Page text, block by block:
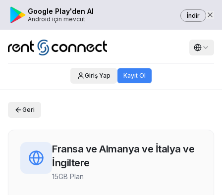
Google Play'den Al
Android için mevcut İndir
Giriş Yap Kayıt Ol
Geri
Fransa ve Almanya ve İtalya ve
İngiltere
15GB Plan